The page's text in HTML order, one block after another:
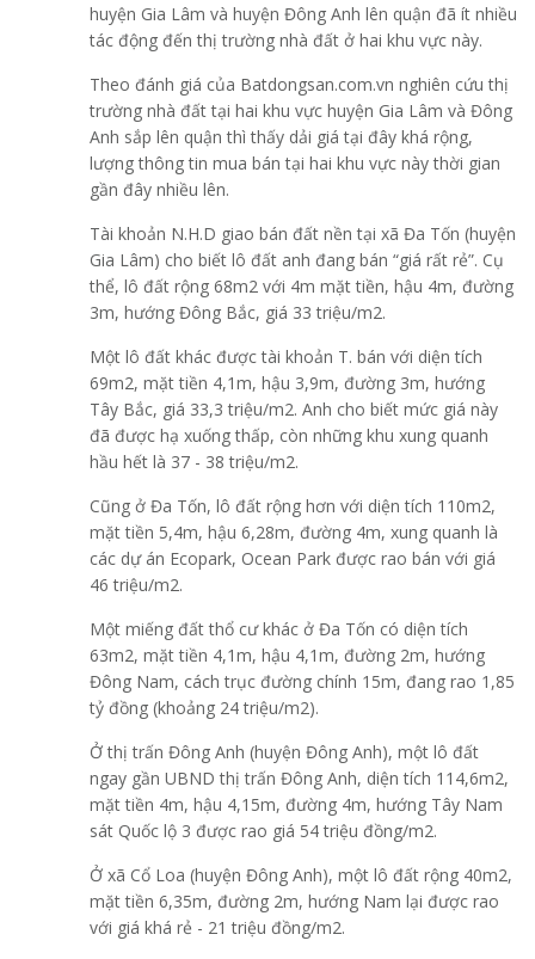
huyện Gia Lâm và huyện Đông Anh lên quận đã ít nhiều
tác động đến thị trường nhà đất ở hai khu vực này.
Theo đánh giá của Batdongsan.com.vn nghiên cứu thị
trường nhà đất tại hai khu vực huyện Gia Lâm và Đông
Anh sắp lên quận thì thấy dải giá tại đây khá rộng,
lượng thông tin mua bán tại hai khu vực này thời gian
gần đây nhiều lên.
Tài khoản N.H.D giao bán đất nền tại xã Đa Tốn (huyện
Gia Lâm) cho biết lô đất anh đang bán “giá rất rẻ”. Cụ
thể, lô đất rộng 68m2 với 4m mặt tiền, hậu 4m, đường
3m, hướng Đông Bắc, giá 33 triệu/m2.
Một lô đất khác được tài khoản T. bán với diện tích
69m2, mặt tiền 4,1m, hậu 3,9m, đường 3m, hướng
Tây Bắc, giá 33,3 triệu/m2. Anh cho biết mức giá này
đã được hạ xuống thấp, còn những khu xung quanh
hầu hết là 37 - 38 triệu/m2.
Cũng ở Đa Tốn, lô đất rộng hơn với diện tích 110m2,
mặt tiền 5,4m, hậu 6,28m, đường 4m, xung quanh là
các dự án Ecopark, Ocean Park được rao bán với giá
46 triệu/m2.
Một miếng đất thổ cư khác ở Đa Tốn có diện tích
63m2, mặt tiền 4,1m, hậu 4,1m, đường 2m, hướng
Đông Nam, cách trục đường chính 15m, đang rao 1,85
tỷ đồng (khoảng 24 triệu/m2).
Ở thị trấn Đông Anh (huyện Đông Anh), một lô đất
ngay gần UBND thị trấn Đông Anh, diện tích 114,6m2,
mặt tiền 4m, hậu 4,15m, đường 4m, hướng Tây Nam
sát Quốc lộ 3 được rao giá 54 triệu đồng/m2.
Ở xã Cổ Loa (huyện Đông Anh), một lô đất rộng 40m2,
mặt tiền 6,35m, đường 2m, hướng Nam lại được rao
với giá khá rẻ - 21 triệu đồng/m2.